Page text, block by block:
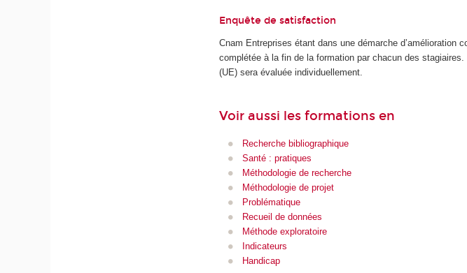
Enquête de satisfaction
Cnam Entreprises étant dans une démarche d’amélioration
complétée à la fin de la formation par chacun des
(UE) sera évaluée individuellement.
Voir aussi les formations en
Recherche bibliographique
Santé : pratiques
Méthodologie de recherche
Méthodologie de projet
Problématique
Recueil de données
Méthode exploratoire
Indicateurs
Handicap